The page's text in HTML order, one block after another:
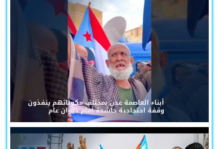
أبناء العاصمة عدن بمختلف مكوناتهم ينفذون
وقفة احتجاجية حاشدة أمام ديوان عام